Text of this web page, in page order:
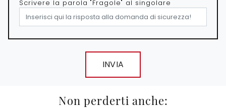
Scrivere la parola "Fragole" al singolare
INVIA
Non perderti anche: